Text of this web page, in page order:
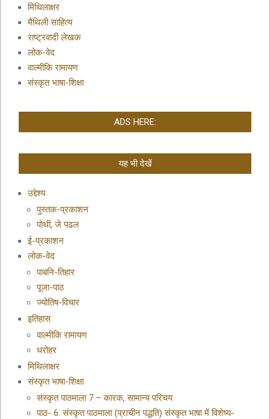
मिथिलाक्षर
मैथिली साहित्य
राष्ट्रवादी लेखक
लोक-वेद
वाल्मीकि रामायण
संस्कृत भाषा-शिक्षा
ADS HERE:
यह भी देखें
उद्देश्य
पुस्तक-प्रकाशन
पोथी, जे पढल
ई-प्रकाशन
लोक-वेद
पाबनि-तिहार
पूजा-पाठ
ज्योतिष-विचार
इतिहास
वाल्मीकि रामायण
धरोहर
मिथिलाक्षर
संस्कृत भाषा-शिक्षा
संस्कृत पाठमाला 7 – कारक, सामान्य परिचय
पाठ- 6. संस्कृत पाठमाला (प्राचीन पद्धति) संस्कृत भाषा में विशेष्य-